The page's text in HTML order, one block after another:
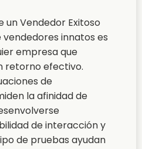
un Vendedor Exitoso
innatos es
empresa que
retorno efectivo.
de
la afinidad de
de interacción y
de pruebas ayudan